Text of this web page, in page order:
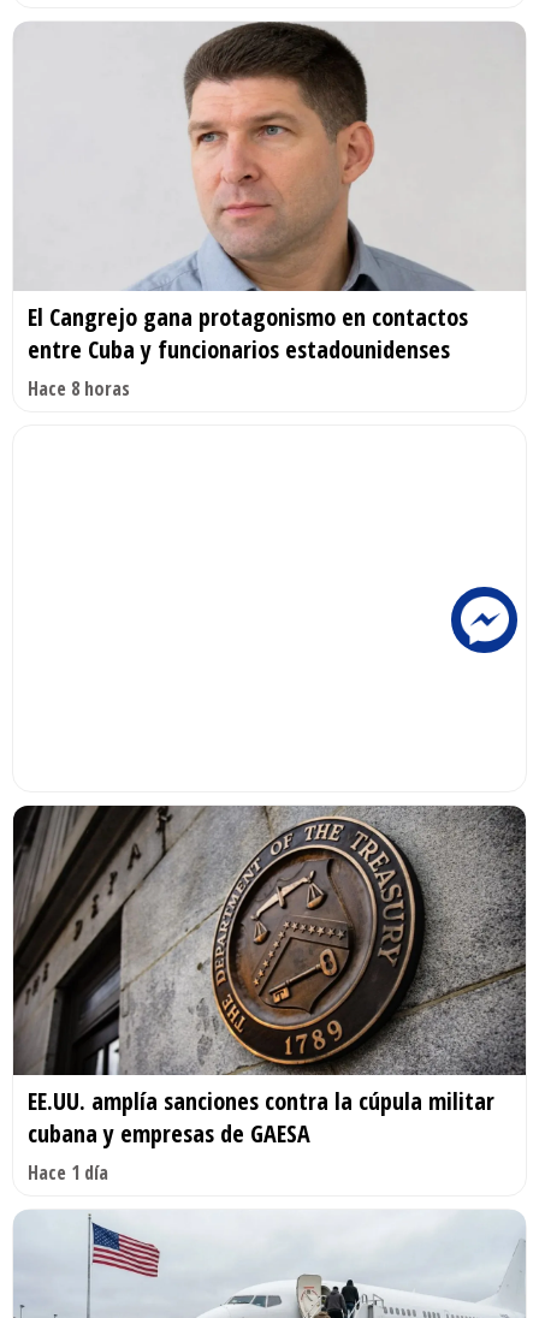
El Cangrejo gana protagonismo en contactos
entre Cuba y funcionarios estadounidenses
Hace 8 horas
EE.UU. amplía sanciones contra la cúpula militar
cubana y empresas de GAESA
Hace 1 día